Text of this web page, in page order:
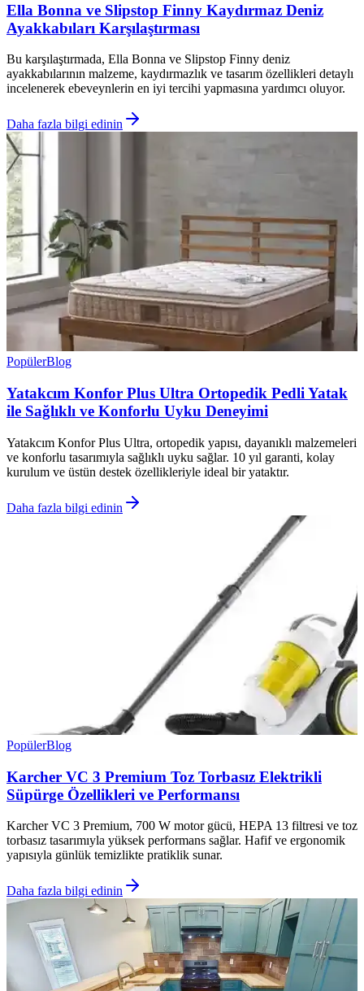
Ella Bonna ve Slipstop Finny Kaydırmaz Deniz
Ayakkabıları Karşılaştırması
Bu karşılaştırmada, Ella Bonna ve Slipstop Finny deniz
ayakkabılarının malzeme, kaydırmazlık ve tasarım özellikleri detaylı
incelenerek ebeveynlerin en iyi tercihi yapmasına yardımcı oluyor.
Daha fazla bilgi edinin
PopülerBlog
Yatakcım Konfor Plus Ultra Ortopedik Pedli Yatak
ile Sağlıklı ve Konforlu Uyku Deneyimi
Yatakcım Konfor Plus Ultra, ortopedik yapısı, dayanıklı malzemeleri
ve konforlu tasarımıyla sağlıklı uyku sağlar. 10 yıl garanti, kolay
kurulum ve üstün destek özellikleriyle ideal bir yataktır.
Daha fazla bilgi edinin
PopülerBlog
Karcher VC 3 Premium Toz Torbasız Elektrikli
Süpürge Özellikleri ve Performansı
Karcher VC 3 Premium, 700 W motor gücü, HEPA 13 filtresi ve toz
torbasız tasarımıyla yüksek performans sağlar. Hafif ve ergonomik
yapısıyla günlük temizlikte pratiklik sunar.
Daha fazla bilgi edinin